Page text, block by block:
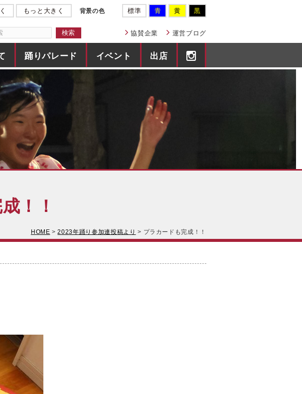
もっと大きく 背景の色 標準 青 黄 黒
協賛企業 運営ブログ
踊りパレード イベント 出店
！！
HOME >2023年踊り参加連投稿より > プラカードも完成！！